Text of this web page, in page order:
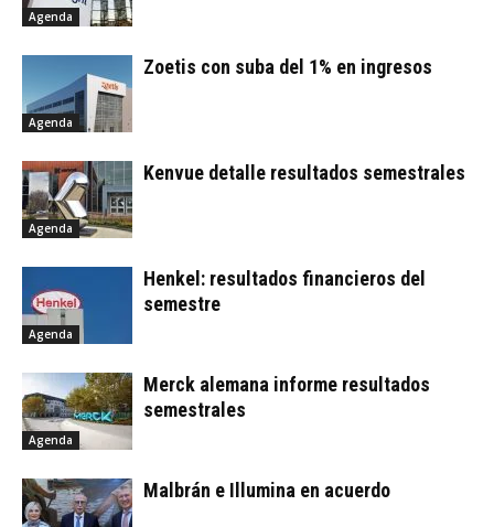
Agenda
Agenda
Zoetis con suba del 1% en ingresos
Agenda
Kenvue detalle resultados semestrales
Agenda
Henkel: resultados financieros del
semestre
Agenda
Merck alemana informe resultados
semestrales
Malbrán e Illumina en acuerdo